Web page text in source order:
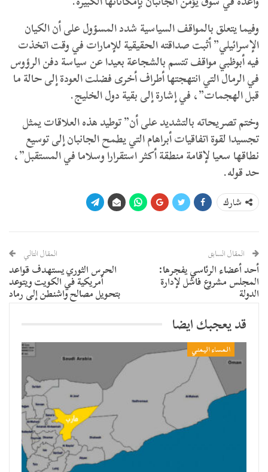
​وفيما يتعلق بالمواقف السياسية شدد المسؤول على أن الكيان
الإسرائيلي” أثبت صداقته الحقيقية للإمارات في وقت اتخذت
فيه أبوظبي مواقف تتسم بالشجاعة بعيدا عن سياسة دفن الرؤوس
في الرمال التي انتهجتها أطراف أخرى فضلت العودة إلى حالة ما
قبل الهجمات”، في إشارة إلى بقية دول الخليج.
​وختم تصريحاته بالتشديد على أن” توطيد هذه العلاقات يمثل
تجسيدا لقوة اتفاقيات أبراهام التي يطمح الجانبان إلى توسيع
نطاقها سعيا لإقامة منطقة أكثر استقرارا وسلاما في المستقبل”،
حد قوله.
شارك
المقال السابق
أحد أعضاء الرئاسي يفجرها:
المجلس مشروع فاشل لإدارة
الدولة
المقال التالي
الحرس الثوري يستهدف قواعد
أمريكية في الكويت ويتوعد
بتحويل مصالح واشنطن إلى رماد
قد يعجبك ايضا
المساء اليمني